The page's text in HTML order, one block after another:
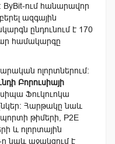
ByBit-ում հանարավոր
ազգային
ընդունում է 170
համակարգը
ոլորտներում։
Բորուսիայի
Ֆուկուոկա
Հարթակը նաև
թիմերի, P2E
և ոլորտային
ը նաև աջակցում է